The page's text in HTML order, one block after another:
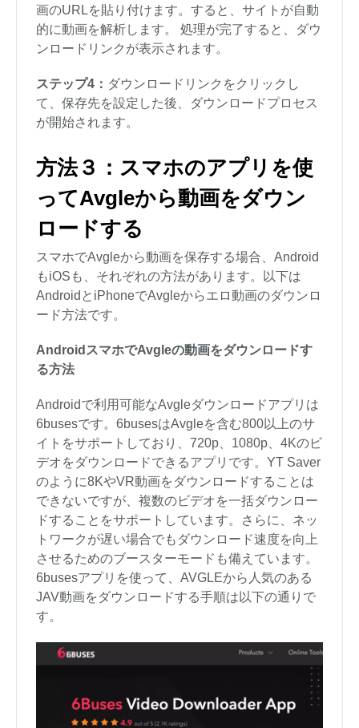
画のURLを貼り付けます。すると、サイトが自動
的に動画を解析します。 処理が完了すると、ダウ
ンロードリンクが表示されます。
ステップ4： ダウンロードリンクをクリックし
て、保存先を設定した後、ダウンロードプロセス
が開始されます。
方法３：スマホのアプリを使
ってAvgleから動画をダウン
ロードする
スマホでAvgleから動画を保存する場合、Android
もiOSも、それぞれの方法があります。以下は
AndroidとiPhoneでAvgleからエロ動画のダウンロ
ード方法です。
AndroidスマホでAvgleの動画をダウンロードす
る方法
Androidで利用可能なAvgleダウンロードアプリは
6busesです。6busesはAvgleを含む800以上のサ
イトをサポートしており、720p、1080p、4Kのビ
デオをダウンロードできるアプリです。YT Saver
のように8KやVR動画をダウンロードすることは
できないですが、複数のビデオを一括ダウンロー
ドすることをサポートしています。さらに、ネッ
トワークが遅い場合でもダウンロード速度を向上
させるためのブースターモードも備えています。
6busesアプリを使って、AVGLEから人気のある
JAV動画をダウンロードする手順は以下の通りで
す。